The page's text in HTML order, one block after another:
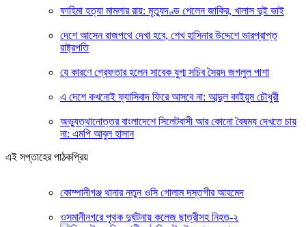
ফাহিমা হত্যা মামলার রায়: মৃত্যুদণ্ড পেলেন জাকির, খালাস দুই ভাই
দেশে আসেন রাজপথে দেখা হবে, শেখ হাসিনার উদ্দেশে ভারপ্রাপ্ত
রাষ্ট্রপতি
যে কারণে গ্রেফতার হলেন সাবেক যুগ্ম সচিব সৈয়দ জগলুল পাশা
এ দেশে কখনোই ফ্যাসিবাদ ফিরে আসবে না: আব্দুল কাইয়ুম চৌধুরী
অভ্যুত্থানোত্তর বাংলাদেশে সিলেটবাসী আর কোনো বৈষম্য দেখতে চায়
না: এমপি আবুল হাসান
এই সপ্তাহের পাঠকপ্রিয়
কোম্পানীগঞ্জ থানার নতুন ওসি গোলাম দস্তগীর আহমেদ
ওসমানীনগরে পৃথক দুর্ঘটনায় কলেজ ছাত্রীসহ নিহত-২